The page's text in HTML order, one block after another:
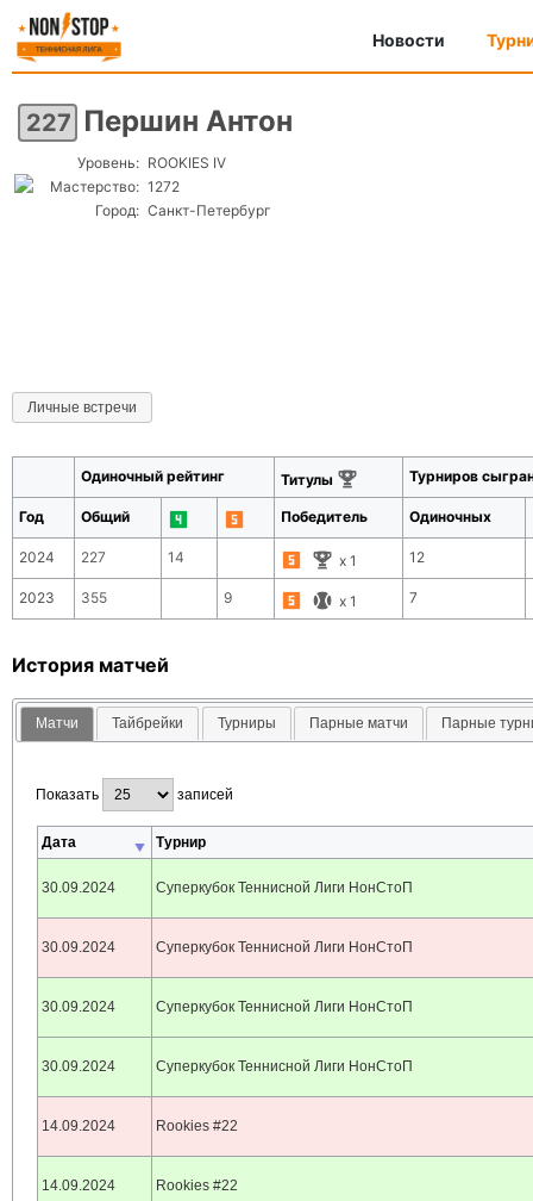
Новости
227 Першин Антон
Уровень: ROOKIES IV
Мастерство: 1272
Город: Санкт-Петербург
Личные встречи
Одиночный рейтинг Титулы Турниров
Год Общий Победитель Одиночных
2024 227 14 x 1 12
2023 355 9 x 1 7
История матчей
Матчи Тайбрейки Турниры Парные матчи Парные
Показать записей
Дата Турнир
30.09.2024 Суперкубок Теннисной Лиги НонСтоП
30.09.2024 Суперкубок Теннисной Лиги НонСтоП
30.09.2024 Суперкубок Теннисной Лиги НонСтоП
30.09.2024 Суперкубок Теннисной Лиги НонСтоП
14.09.2024 Rookies #22
14.09.2024 Rookies #22